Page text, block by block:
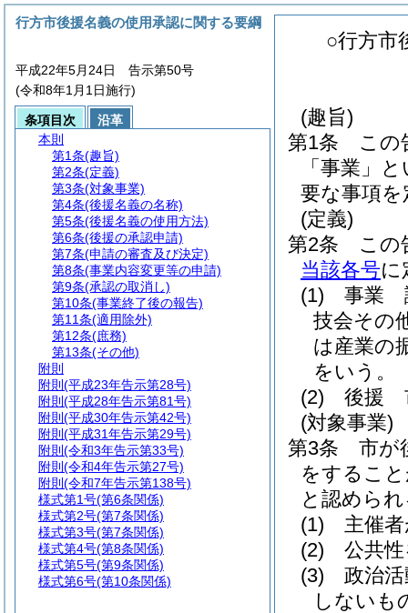
○行方市
(趣旨)
第1条
この
「事業」
要な事項
(定義)
第2条
この
当該各号に
(1)
事業
技会その
は産業の
をいう。
(2)
後援
(対象事業)
第3条
市が
をするこ
と認めら
(1)
主催
(2)
公共
(3)
政治
しないも
行方市後援名義の使用承認に関する要綱
平成22年5月24日 告示第50号
(令和8年1月1日施行)
条項目次
沿革
本則
第1条(趣旨)
第2条(定義)
第3条(対象事業)
第4条(後援名義の名称)
第5条(後援名義の使用方法)
第6条(後援の承認申請)
第7条(申請の審査及び決定)
第8条(事業内容変更等の申請)
第9条(承認の取消し)
第10条(事業終了後の報告)
第11条(適用除外)
第12条(庶務)
第13条(その他)
附則
附則 (平成23年告示第28号)
附則 (平成28年告示第81号)
附則 (平成30年告示第42号)
附則 (平成31年告示第29号)
附則 (令和3年告示第33号)
附則 (令和4年告示第27号)
附則 (令和7年告示第138号)
様式第1号(第6条関係)
様式第2号(第7条関係)
様式第3号(第7条関係)
様式第4号(第8条関係)
様式第5号(第9条関係)
様式第6号(第10条関係)